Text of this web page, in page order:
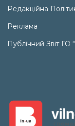
Редакційна
Реклама
Публічний Звіт ГО